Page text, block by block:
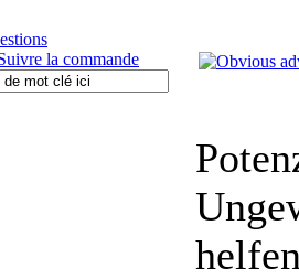
la commande